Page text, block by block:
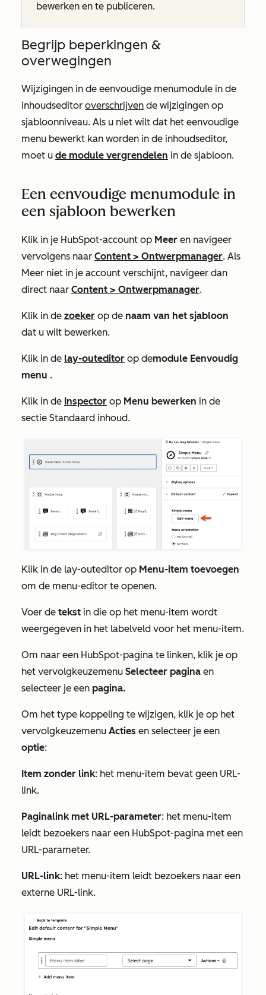
bewerken en te publiceren.
Begrijp beperkingen &
overwegingen
Wijzigingen in de eenvoudige menumodule in de
inhoudseditor overschrijven de wijzigingen op
sjabloonniveau. Als u niet wilt dat het eenvoudige
menu bewerkt kan worden in de inhoudseditor,
moet u de module vergrendelen in de sjabloon.
Een eenvoudige menumodule in
een sjabloon bewerken
Klik in je HubSpot-account op Meer en navigeer
vervolgens naar Content > Ontwerpmanager. Als
Meer niet in je account verschijnt, navigeer dan
direct naar Content > Ontwerpmanager.
Klik in de zoeker op de naam van het sjabloon
dat u wilt bewerken.
Klik in de lay-outeditor op demodule Eenvoudig
menu .
Klik in de Inspector op Menu bewerken in de
sectie Standaard inhoud.
Klik in de lay-outeditor op Menu-item toevoegen
om de menu-editor te openen.
Voer de tekst in die op het menu-item wordt
weergegeven in het labelveld voor het menu-item.
Om naar een HubSpot-pagina te linken, klik je op
het vervolgkeuzemenu Selecteer pagina en
selecteer je een pagina.
Om het type koppeling te wijzigen, klik je op het
vervolgkeuzemenu Acties en selecteer je een
optie:
Item zonder link: het menu-item bevat geen URL-
link.
Paginalink met URL-parameter: het menu-item
leidt bezoekers naar een HubSpot-pagina met een
URL-parameter.
URL-link: het menu-item leidt bezoekers naar een
externe URL-link.